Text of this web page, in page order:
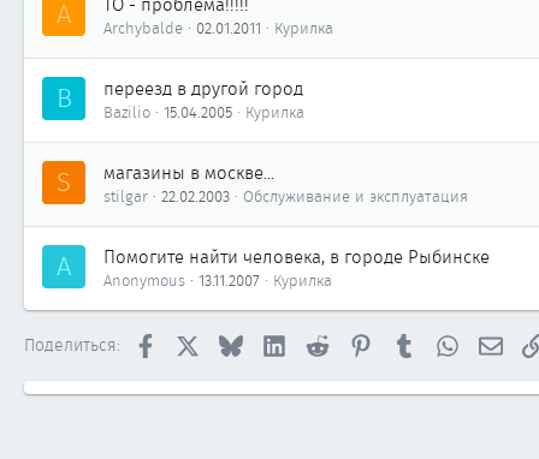
A Archybalde 02.01.2011 Курилка
B переезд в другой город
Bazilio 15.04.2005 Курилка
S магазины в москве...
stilgar 22.02.2003 Обслуживание и эксплуатация
A Помогите найти человека, в городе Рыбинске
Anonymous 13.11.2007 Курилка
Поделиться: Facebook Bluesky LinkedInReddit PinterestTumblrWhatsApp